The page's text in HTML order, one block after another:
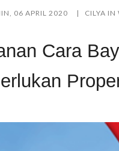
06 APRIL 2020 CILYA IN
Cara